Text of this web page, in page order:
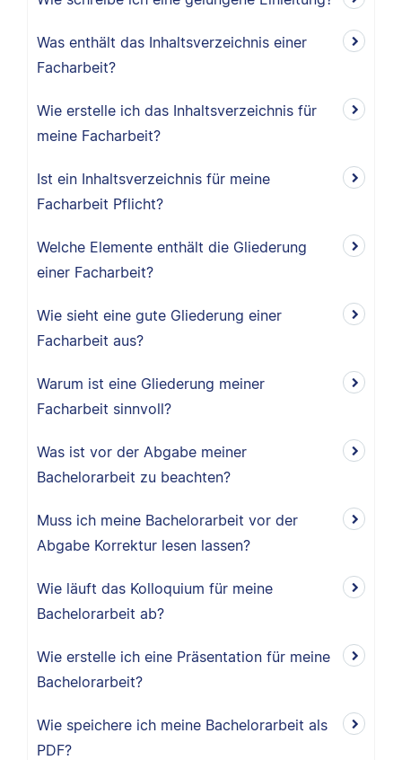
Was enthält das Inhaltsverzeichnis einer
Facharbeit?
Wie erstelle ich das Inhaltsverzeichnis für
meine Facharbeit?
Ist ein Inhaltsverzeichnis für meine
Facharbeit Pflicht?
Welche Elemente enthält die Gliederung
einer Facharbeit?
Wie sieht eine gute Gliederung einer
Facharbeit aus?
Warum ist eine Gliederung meiner
Facharbeit sinnvoll?
Was ist vor der Abgabe meiner
Bachelorarbeit zu beachten?
Muss ich meine Bachelorarbeit vor der
Abgabe Korrektur lesen lassen?
Wie läuft das Kolloquium für meine
Bachelorarbeit ab?
Wie erstelle ich eine Präsentation für meine
Bachelorarbeit?
Wie speichere ich meine Bachelorarbeit als
PDF?